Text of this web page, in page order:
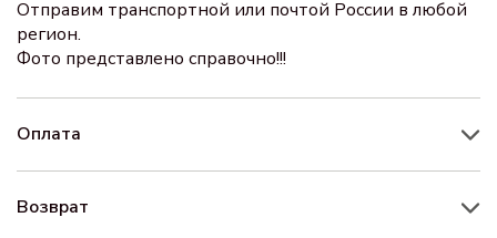
Отправим транспортной или почтой России в любой
регион.
Фото представлено справочно!!!
Оплата
Возврат